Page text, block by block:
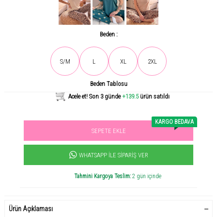
Beden :
S/M L XL 2XL
Beden Tablosu
Son gün içerisinde 1851 kişi tarafından incelendi!
Acele et! Son 3 günde+139.5 ürün satıldı
Sevilen ürün! 11.3B kişi favoriledi!
SEPETE EKLE
KARGO BEDAVA
WHATSAPP İLE SIPARIŞ VER
Tahmini Kargoya Teslim:2 gün içinde
Ürün Açıklaması